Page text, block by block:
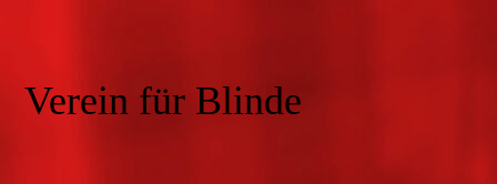
Verein für Blinde